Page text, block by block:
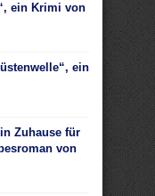
ein Krimi von
ein
Zuhause für
von